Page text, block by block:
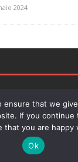
2024
Concetta
, un marchio di
ensure that we
If you continue
that you are happy
Ok